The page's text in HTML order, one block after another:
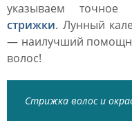
указываем точное
стрижки. Лунный
— наилучший
волос!
Стрижка волос и